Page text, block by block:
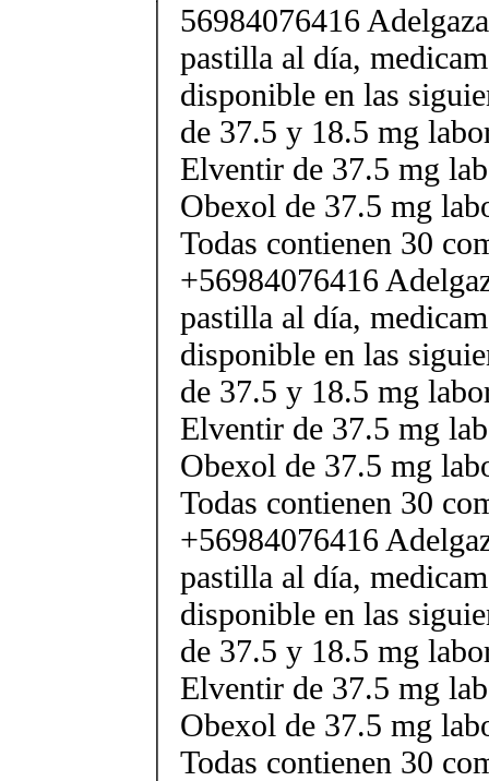
56984076416
pastilla al día,
disponible en las
de 37.5 y 18.5 mg
Elventir de 37.5 mg
Obexol de 37.5 mg
Todas contienen 30
+56984076416
pastilla al día,
disponible en las
de 37.5 y 18.5 mg
Elventir de 37.5 mg
Obexol de 37.5 mg
Todas contienen 30
+56984076416
pastilla al día,
disponible en las
de 37.5 y 18.5 mg
Elventir de 37.5 mg
Obexol de 37.5 mg
Todas contienen 30